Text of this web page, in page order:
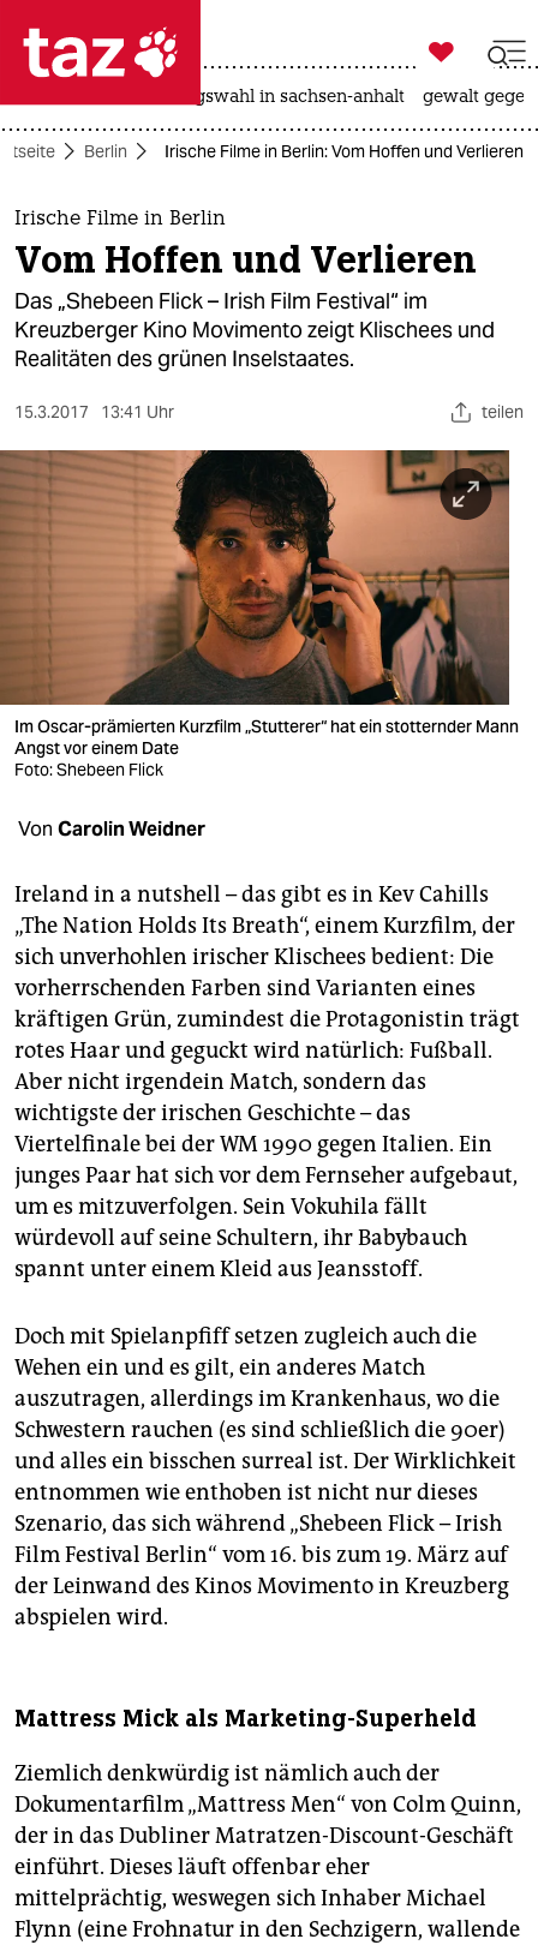
 taz zahl ich
taz zahl ich
themen
politik
öko
sport
berlin
nord
wahrheit
verlag
verlag
shop
fragen & hilfe
unterstützen
abo
genossenschaft
epaper login

taz zahl ich
landtagswahl in sachsen-anhalt gewalt
Berlin Irische Filme in Berlin: Vom Hoffen und Verlieren
Irische Filme in Berlin
Vom Hoffen und Verlieren
Das „Shebeen Flick – Irish Film Festival“ im
Kreuzberger Kino Movimento zeigt Klischees und
Realitäten des grünen Inselstaates.
15.3.2017 13:41 Uhr teilen
Im Oscar-prämierten Kurzfilm „Stutterer“ hat ein stotternder Mann
Angst vor einem Date
Foto: Shebeen Flick
Von Carolin Weidner
Ireland in a nutshell – das gibt es in Kev Cahills
„The Nation Holds Its Breath“, einem Kurzfilm, der
sich unverhohlen irischer Klischees bedient: Die
vorherrschenden Farben sind Varianten eines
kräftigen Grün, zumindest die Protagonistin trägt
rotes Haar und geguckt wird natürlich: Fußball.
Aber nicht irgendein Match, sondern das
wichtigste der irischen Geschichte – das
Viertelfinale bei der WM 1990 gegen Italien. Ein
junges Paar hat sich vor dem Fernseher aufgebaut,
um es mitzuverfolgen. Sein Vokuhila fällt
würdevoll auf seine Schultern, ihr Babybauch
spannt unter einem Kleid aus Jeansstoff.
Doch mit Spielanpfiff setzen zugleich auch die
Wehen ein und es gilt, ein anderes Match
auszutragen, allerdings im Krankenhaus, wo die
Schwestern rauchen (es sind schließlich die 90er)
und alles ein bisschen surreal ist. Der Wirklichkeit
entnommen wie enthoben ist nicht nur dieses
Szenario, das sich während „Shebeen Flick – Irish
Film Festival Berlin“ vom 16. bis zum 19. März auf
der Leinwand des Kinos Movimento in Kreuzberg
abspielen wird.
Mattress Mick als Marketing-Superheld
Ziemlich denkwürdig ist nämlich auch der
Dokumentarfilm „Mattress Men“ von Colm Quinn,
der in das Dubliner Matratzen-Discount-Geschäft
einführt. Dieses läuft offenbar eher
mittelprächtig, weswegen sich Inhaber Michael
Flynn (eine Frohnatur in den Sechzigern, wallende